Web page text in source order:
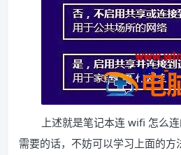
上述就是笔记本连 wifi 怎么
需要的话，不妨可以学习上面的方